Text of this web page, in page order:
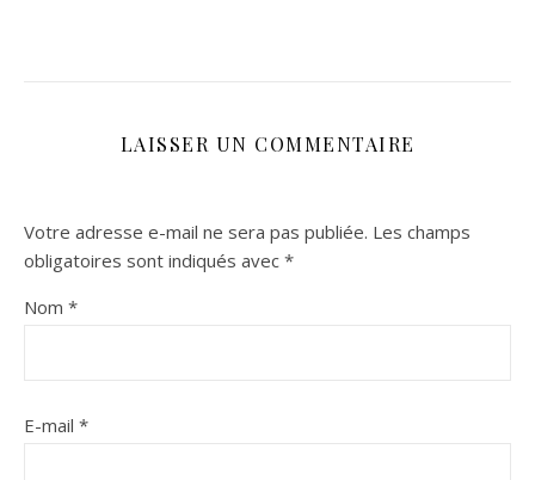
LAISSER UN COMMENTAIRE
Votre adresse e-mail ne sera pas publiée. Les champs
obligatoires sont indiqués avec *
Nom *
E-mail *